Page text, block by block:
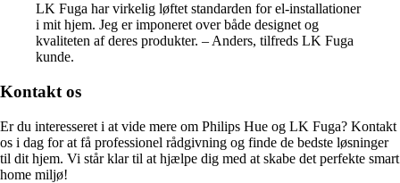
LK Fuga har virkelig løftet standarden for el-installationer
i mit hjem. Jeg er imponeret over både designet og
kvaliteten af deres produkter. – Anders, tilfreds LK Fuga
kunde.
Kontakt os
Er du interesseret i at vide mere om Philips Hue og LK Fuga? Kontakt
os i dag for at få professionel rådgivning og finde de bedste løsninger
til dit hjem. Vi står klar til at hjælpe dig med at skabe det perfekte smart
home miljø!